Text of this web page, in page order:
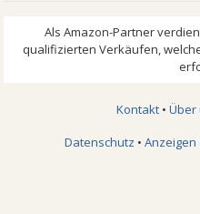
Kontakt• Über
Datenschutz • Anzeigen